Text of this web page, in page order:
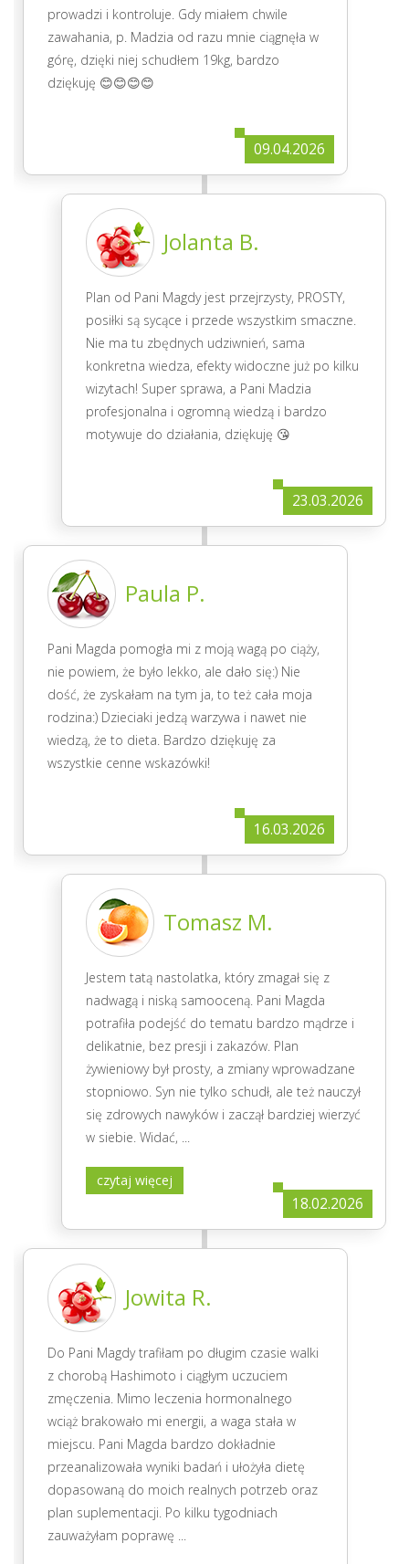
prowadzi i kontroluje. Gdy miałem chwile
zawahania, p. Madzia od razu mnie ciągnęła w
górę, dzięki niej schudłem 19kg, bardzo
dziękuję 😊😊😊😊
09.04.2026
Jolanta B.
Plan od Pani Magdy jest przejrzysty, PROSTY,
posiłki są sycące i przede wszystkim smaczne.
Nie ma tu zbędnych udziwnień, sama
konkretna wiedza, efekty widoczne już po kilku
wizytach! Super sprawa, a Pani Madzia
profesjonalna i ogromną wiedzą i bardzo
motywuje do działania, dziękuję 😘
23.03.2026
Paula P.
Pani Magda pomogła mi z moją wagą po ciąży,
nie powiem, że było lekko, ale dało się:) Nie
dość, że zyskałam na tym ja, to też cała moja
rodzina:) Dzieciaki jedzą warzywa i nawet nie
wiedzą, że to dieta. Bardzo dziękuję za
wszystkie cenne wskazówki!
16.03.2026
Tomasz M.
Jestem tatą nastolatka, który zmagał się z
nadwagą i niską samooceną. Pani Magda
potrafiła podejść do tematu bardzo mądrze i
delikatnie, bez presji i zakazów. Plan
żywieniowy był prosty, a zmiany wprowadzane
stopniowo. Syn nie tylko schudł, ale też nauczył
się zdrowych nawyków i zaczął bardziej wierzyć
w siebie. Widać, ...
czytaj więcej
18.02.2026
Jowita R.
Do Pani Magdy trafiłam po długim czasie walki
z chorobą Hashimoto i ciągłym uczuciem
zmęczenia. Mimo leczenia hormonalnego
wciąż brakowało mi energii, a waga stała w
miejscu. Pani Magda bardzo dokładnie
przeanalizowała wyniki badań i ułożyła dietę
dopasowaną do moich realnych potrzeb oraz
plan suplementacji. Po kilku tygodniach
zauważyłam poprawę